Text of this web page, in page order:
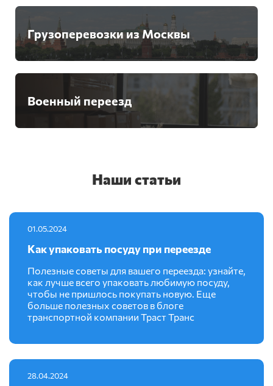
Грузоперевозки из Москвы
Военный переезд
Наши статьи
01.05.2024
Как упаковать посуду при переезде
Полезные советы для вашего переезда: узнайте,
как лучше всего упаковать любимую посуду,
чтобы не пришлось покупать новую. Еще
больше полезных советов в блоге
транспортной компании Траст Транс
28.04.2024